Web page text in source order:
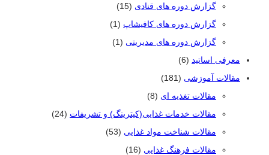
گزارش دوره های قنادی (15)
گزارش دوره های کافیشاپ (1)
گزارش دوره های مدیریتی (1)
معرفی اساتید (6)
مقالات آموزشی (181)
مقالات تغذیه ای (8)
مقالات خدمات غذایی(کیترینگ) و تشریفات (24)
مقالات شناخت مواد غذایی (53)
مقالات فرهنگ غذایی (16)